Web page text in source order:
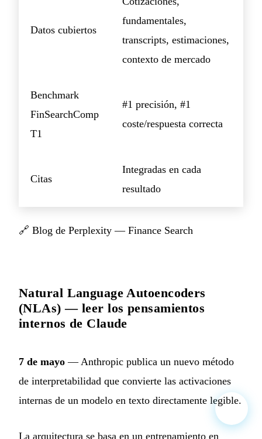
Datos cubiertos
fundamentales,
transcripts, estimaciones,
contexto de mercado
Benchmark
FinSearchComp
T1
#1 precisión, #1
coste/respuesta correcta
Citas
Integradas en cada
resultado
🔗 Blog de Perplexity — Finance Search
Natural Language Autoencoders
(NLAs) — leer los pensamientos
internos de Claude
7 de mayo — Anthropic publica un nuevo método
de interpretabilidad que convierte las activaciones
internas de un modelo en texto directamente legible.
La arquitectura se basa en un entrenamiento en